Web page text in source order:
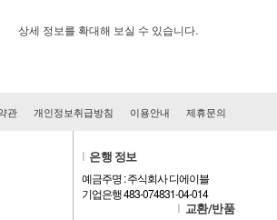
상세 정보를 확대해 보실 수 있습니다.
관 개인정보취급방침 이용안내 제휴문의
l 은행 정보
예금주명 : 주식회사 디에이블
기업은행 483-074831-04-014
l 교환/반품